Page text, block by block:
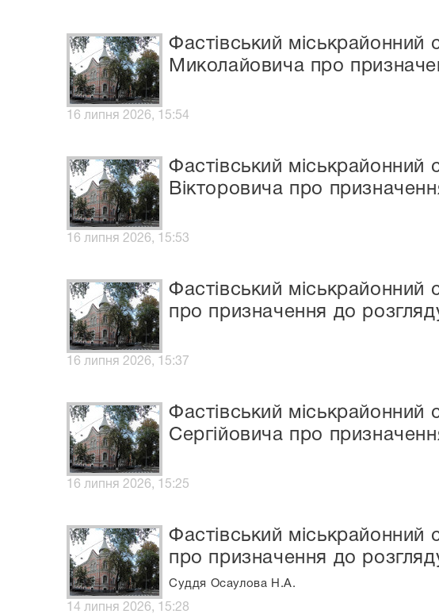
Фастівський міськрайонний
Миколайовича про
16 липня 2026, 15:54
Фастівський міськрайонний
Вікторовича про
16 липня 2026, 15:53
Фастівський міськрайонний
про призначення до
16 липня 2026, 15:37
Фастівський міськрайонний
Сергійовича про
16 липня 2026, 15:25
Фастівський міськрайонний
про призначення до
Суддя Осаулова Н.А.
14 липня 2026, 15:28